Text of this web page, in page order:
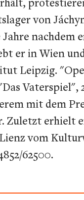
von
er in Wien
Leipzig.
mit dem
Zuletzt
vom
62500.